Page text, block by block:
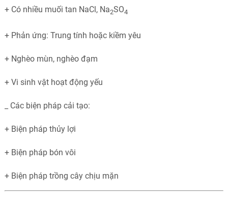
+ Có nhiều muối tan NaCl, Na2SO4
+ Phản ứng: Trung tính hoặc kiềm yêu
+ Nghèo mùn, nghèo đạm
+ Vi sinh vật hoạt động yếu
_ Các biện pháp cải tạo:
+ Biện pháp thủy lợi
+ Biện pháp bón vôi
+ Biện pháp trồng cây chịu mặn